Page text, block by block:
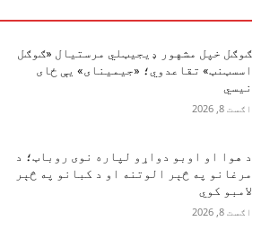
ګوګل خپل مشهور ډیجیټلي مرستیال «ګوګل
اسسټنټ» تقاعدوي؛ «جیمینای» یې ځای
نیسي
اګست 8, 2026
د هوا او اوبو دواړو لپاره نوی روباټ؛ د
مرغانو په څېر الوتنه او د کبانو په څېر
لامبو کوي
اګست 8, 2026